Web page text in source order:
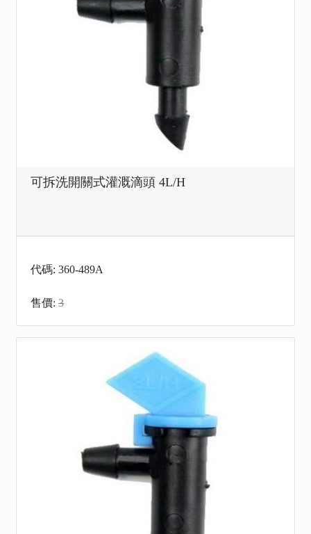
可拆洗開關式灌溉滴頭 4L/H
代碼: 360-489A
售價: 3